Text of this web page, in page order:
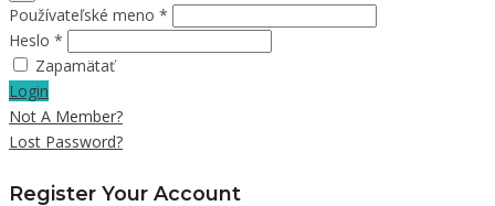
Používateľské meno *
Heslo *
Zapamätať
Login
Not A Member?
Lost Password?
Register Your Account